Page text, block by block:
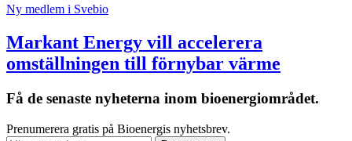
Ny medlem i Svebio
Markant Energy vill accelerera
omställningen till förnybar värme
Få de senaste nyheterna inom bioenergiområdet.
Prenumerera gratis på Bioenergis nyhetsbrev.